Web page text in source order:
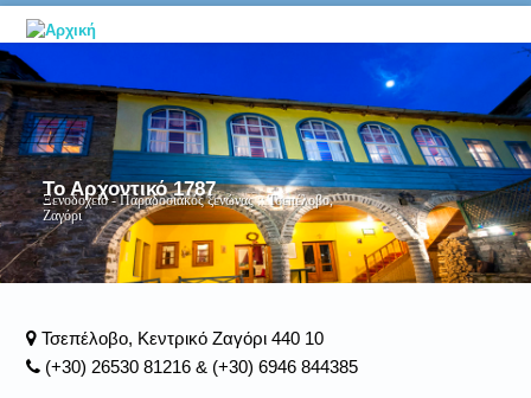
Το Αρχοντικό 1787
Ξενοδοχείο - Παραδοσιακός ξενώνας :: Τσεπέλοβο,
Ζαγόρι
Τσεπέλοβο, Κεντρικό Ζαγόρι 440 10
(+30) 26530 81216 & (+30) 6946 844385